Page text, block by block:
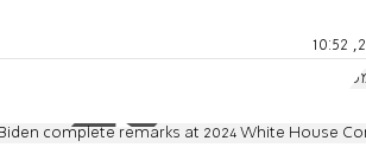
complete remarks at 2024 White House